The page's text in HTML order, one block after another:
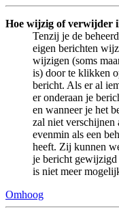
Hoe wijzig of verwijder
Tenzij je de
eigen berichten
wijzigen (soms
is) door te klikken
bericht. Als er al
er onderaan je
en wanneer je het
zal niet verschijnen
evenmin als een
heeft. Zij kunnen
je bericht
is niet meer
Omhoog